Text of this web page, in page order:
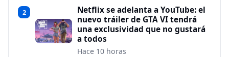
2
Netflix se adelanta a YouTube: el
nuevo tráiler de GTA VI tendrá
una exclusividad que no gustará
a todos
Hace 10 horas